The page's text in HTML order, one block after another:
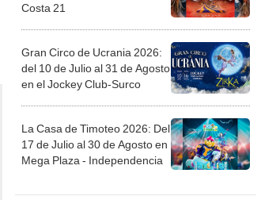
Costa 21
Gran Circo de Ucrania 2026:
del 10 de Julio al 31 de Agosto
en el Jockey Club-Surco
La Casa de Timoteo 2026: Del
17 de Julio al 30 de Agosto en
Mega Plaza - Independencia